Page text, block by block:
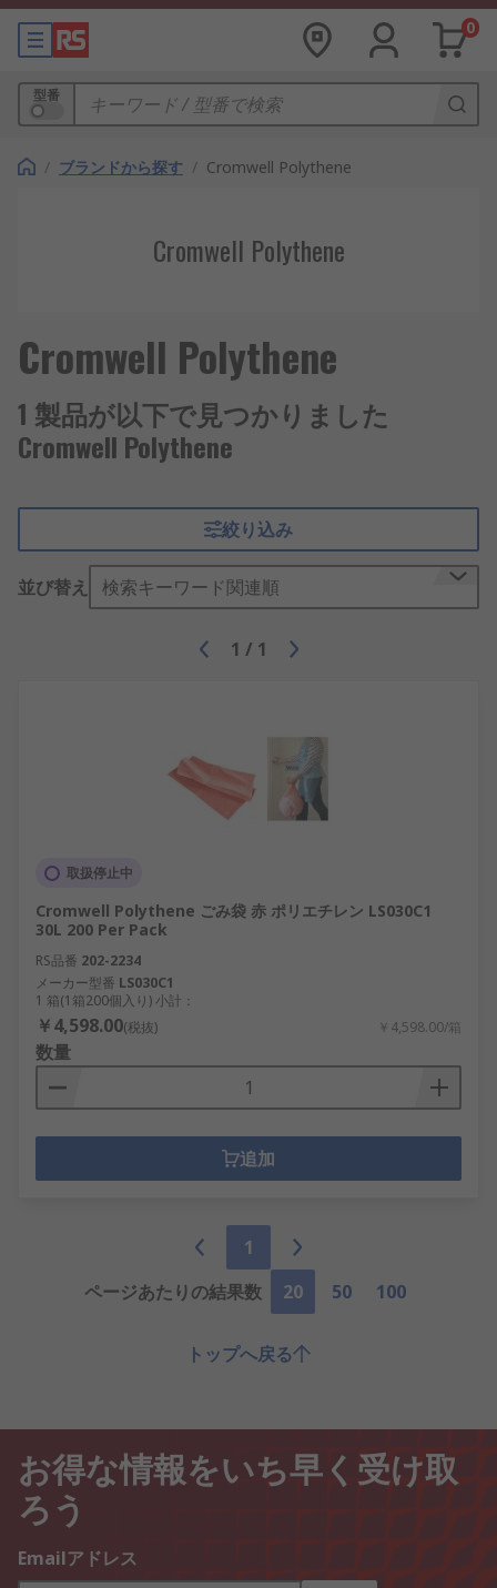
0
型番
/ ブランドから探す / Cromwell Polythene
Cromwell Polythene
Cromwell Polythene
1 製品が以下で見つかりました
Cromwell Polythene
絞り込み
並び替え 検索キーワード関連順
1 / 1
取扱停止中
Cromwell Polythene ごみ袋 赤 ポリエチレン LS030C1
30L 200 Per Pack
RS品番 202-2234
メーカー型番 LS030C1
1 箱(1箱200個入り) 小計：
￥4,598.00(税抜) ￥4,598.00/箱
数量
追加
1
ページあたりの結果数
20 50 100
トップへ戻る
お得な情報をいち早く受け取
ろう
Emailアドレス